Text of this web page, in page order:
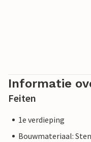
Informatie
Feiten
1e verdieping
Bouwmateriaal: